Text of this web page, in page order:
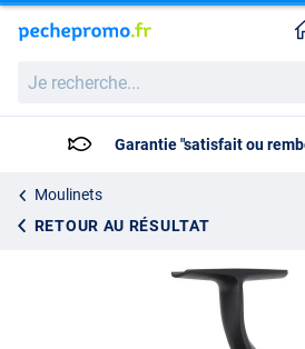
recherche...
Garantie "satisfait ou
Moulinets
RETOUR AU RÉSULTAT